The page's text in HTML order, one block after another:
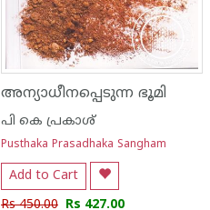
അന്യാധീനപ്പെടുന്ന ഭൂമി
പി കെ പ്രകാശ്
Pusthaka Prasadhaka Sangham
Add to Cart
Rs 450.00 Rs 427.00